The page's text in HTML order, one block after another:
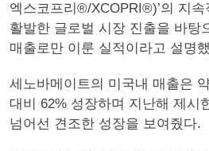
엑스코프리®/XCOPRI®)’의 지
활발한 글로벌 시장 진출을 바탕
매출로만 이룬 실적이라고 설명
세노바메이트의 미국내 매출은
대비 62% 성장하며 지난해 제시
넘어선 견조한 성장을 보여줬다.